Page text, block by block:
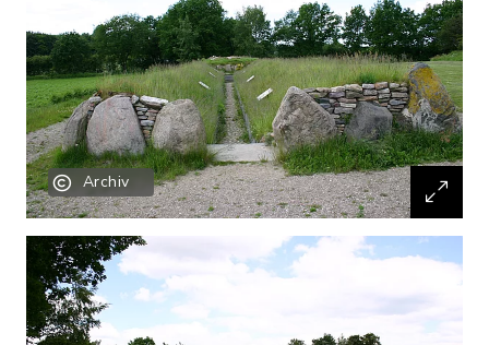
Archiv